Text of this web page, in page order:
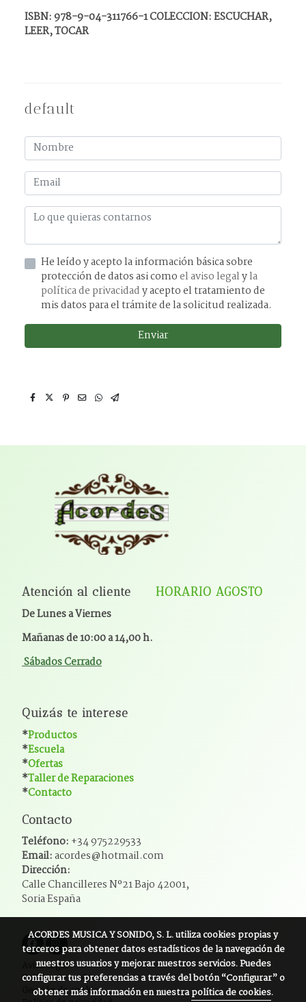
ISBN: 978-9-04-311766-1 COLECCION: ESCUCHAR,
LEER, TOCAR
default
He leído y acepto la información básica sobre
protección de datos asi comoel aviso legalyla
política de privacidady acepto el tratamiento de
mis datos para el trámite de la solicitud realizada.
Enviar
Atención al cliente HORARIO AGOSTO
De Lunes a Viernes
Mañanas de 10:00 a 14,00 h.
Sábados Cerrado
Quizás te interese
*Productos
*Escuela
*Ofertas
*Taller de Reparaciones
*Contacto
Contacto
Teléfono: +34 975229533
Email:acordes@hotmail.com
Dirección:
Calle Chancilleres Nº21 Bajo 42001,
Soria España
Aviso legal
Política de cookies
Gestión de cookies
ACORDES MUSICA Y SONIDO, S. L.utiliza cookies propias y
terceros para obtener datos estadísticos de la navegación de
nuestros usuarios y mejorar nuestros servicios. Puedes
configurar tus preferencias a través del botón “Configurar” o
obtener más información en nuestrapolítica de cookies.